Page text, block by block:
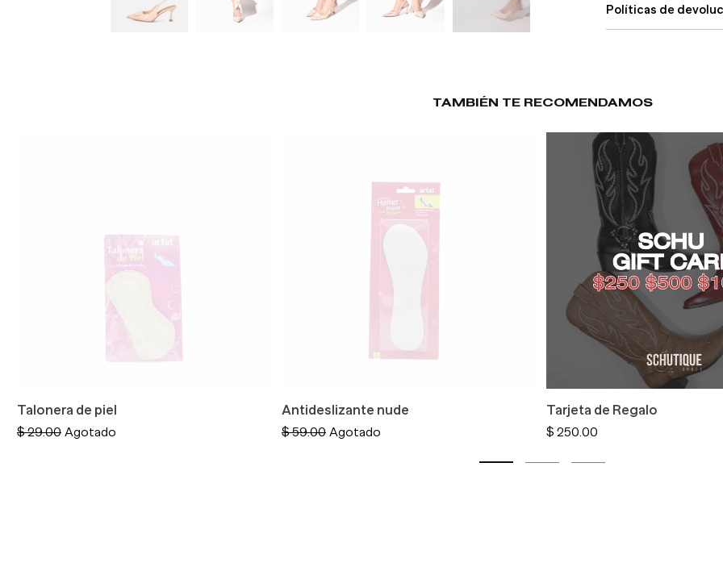
Políticas de
TAMBIÉN TE RECOMENDAMOS
Talonera de piel
Precio
$ 29.00 Agotado
Antideslizante nude
Precio
$ 59.00 Agotado
Tarjeta de Regalo
Precio
$ 250.00